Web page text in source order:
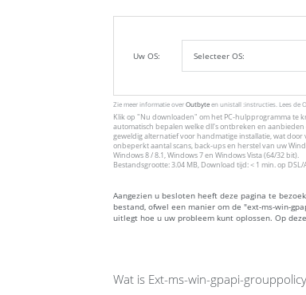
Uw OS:
Zie meer informatie overOutbyteen unistall :instructies. Lees de
Klik op "Nu downloaden" om het PC-hulpprogramma te
automatisch bepalen welke dll's ontbreken en
geweldig alternatief voor handmatige installatie, wat
onbeperkt aantal scans, back-ups en herstel van uw
Windows 8 / 8.1, Windows 7 en Windows Vista (64/32 bit).
Bestandsgrootte: 3.04 MB, Download tijd: < 1 min. op DSL/
Aangezien u besloten heeft deze pagina te
bestand, ofwel een manier om de "ext-ms-win-
uitlegt hoe u uw probleem kunt oplossen. Op
Wat is Ext-ms-win-gpapi-